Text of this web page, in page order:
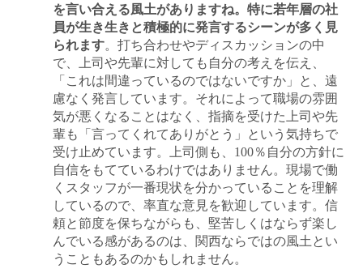
を言い合える風土がありますね。特に若年層の社
員が生き生きと積極的に発言するシーンが多く見
られます。打ち合わせやディスカッションの中
で、上司や先輩に対しても自分の考えを伝え、
「これは間違っているのではないですか」と、遠
慮なく発言しています。それによって職場の雰囲
気が悪くなることはなく、指摘を受けた上司や先
輩も「言ってくれてありがとう」という気持ちで
受け止めています。上司側も、100％自分の方針に
自信をもてているわけではありません。現場で働
くスタッフが一番現状を分かっていることを理解
しているので、率直な意見を歓迎しています。信
頼と節度を保ちながらも、堅苦しくはならず楽し
んでいる感があるのは、関西ならではの風土とい
うこともあるのかもしれません。